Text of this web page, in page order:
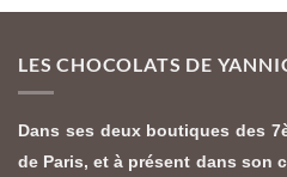
LES CHOCOLATS DE
Dans ses deux boutiques des
de Paris, et à présent dans son